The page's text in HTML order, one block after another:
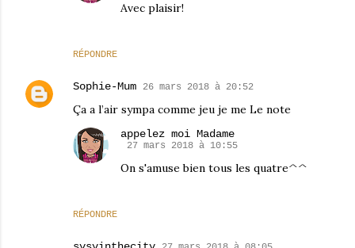
RÉPONDRE
Avec plaisir!
Sophie-Mum 26 mars 2018 à 20:52
Ça a l’air sympa comme jeu je me Le note
RÉPONDRE
appelez moi Madame
27 mars 2018 à 10:55
On s'amuse bien tous les quatre^^